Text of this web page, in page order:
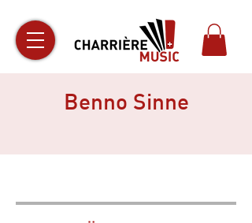
Benno Sinne